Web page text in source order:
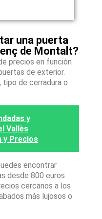
una puerta
de Montalt?
precios en función
de exterior.
tipo de cerradura o
y
Vallès
y Precios
encontrar
desde 800 euros
cercanos a los
más lujosos o